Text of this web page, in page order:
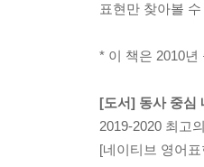
표현만 찾아볼
* 이 책은 2010
[도서] 동사 중심
2019-2020 최고
[네이티브 영어표